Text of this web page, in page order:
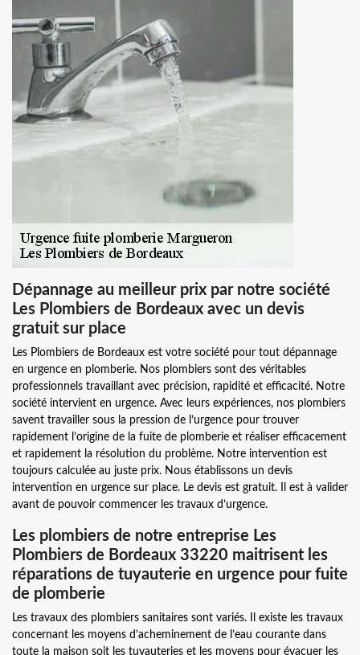
Dépannage au meilleur prix par notre société
Les Plombiers de Bordeaux avec un devis
gratuit sur place
Les Plombiers de Bordeaux est votre société pour tout dépannage
en urgence en plomberie. Nos plombiers sont des véritables
professionnels travaillant avec précision, rapidité et efficacité. Notre
société intervient en urgence. Avec leurs expériences, nos plombiers
savent travailler sous la pression de l’urgence pour trouver
rapidement l’origine de la fuite de plomberie et réaliser efficacement
et rapidement la résolution du problème. Notre intervention est
toujours calculée au juste prix. Nous établissons un devis
intervention en urgence sur place. Le devis est gratuit. Il est à valider
avant de pouvoir commencer les travaux d’urgence.
Les plombiers de notre entreprise Les
Plombiers de Bordeaux 33220 maitrisent les
réparations de tuyauterie en urgence pour fuite
de plomberie
Les travaux des plombiers sanitaires sont variés. Il existe les travaux
concernant les moyens d’acheminement de l’eau courante dans
toute la maison soit les tuyauteries et les moyens pour évacuer les